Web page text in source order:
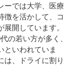
ーでは大学、医療
徴を活かして、コ
開しています。
の若い方が多く、
といわれていま
は、ドライに割り